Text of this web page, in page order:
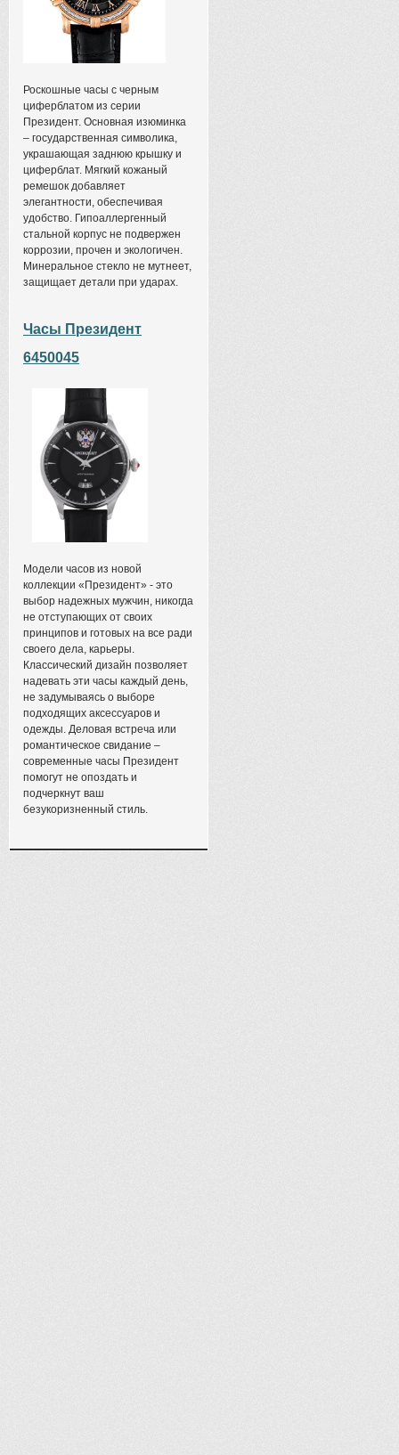
Роскошные часы с черным
циферблатом из серии
Президент. Основная изюминка
– государственная символика,
украшающая заднюю крышку и
циферблат. Мягкий кожаный
ремешок добавляет
элегантности, обеспечивая
удобство. Гипоаллергенный
стальной корпус не подвержен
коррозии, прочен и экологичен.
Минеральное стекло не мутнеет,
защищает детали при ударах.
Часы Президент
6450045
Модели часов из новой
коллекции «Президент» - это
выбор надежных мужчин, никогда
не отступающих от своих
принципов и готовых на все ради
своего дела, карьеры.
Классический дизайн позволяет
надевать эти часы каждый день,
не задумываясь о выборе
подходящих аксессуаров и
одежды. Деловая встреча или
романтическое свидание –
современные часы Президент
помогут не опоздать и
подчеркнут ваш
безукоризненный стиль.